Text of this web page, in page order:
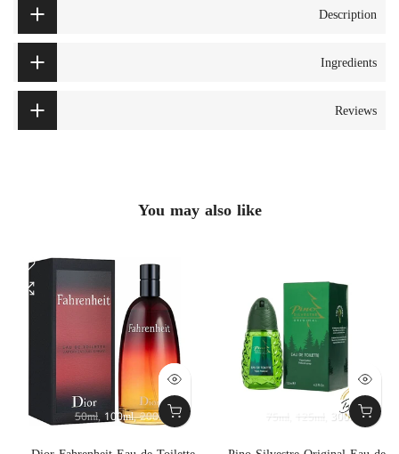
Description
Ingredients
Reviews
You may also like
50ml 100ml 200ml 75ml 125ml 300ml